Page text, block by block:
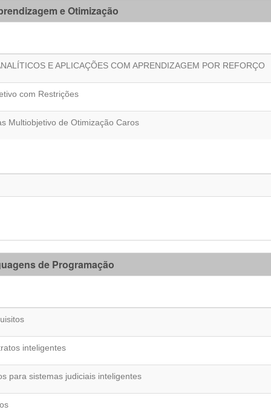
e Otimização
E APLICAÇÕES COM APRENDIZAGEM POR REFORÇO
com Restrições
Multiobjetivo de Otimização Caros
de Programação
inteligentes
para sistemas judiciais inteligentes